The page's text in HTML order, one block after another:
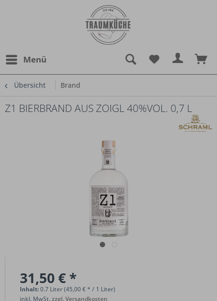
Menü
Übersicht Brand
Z1 BIERBRAND AUS ZOIGL 40%VOL. 0,7 L
31,50 € *
Inhalt:0.7 Liter (45,00 € * / 1 Liter)
inkl. MwSt.zzgl. Versandkosten